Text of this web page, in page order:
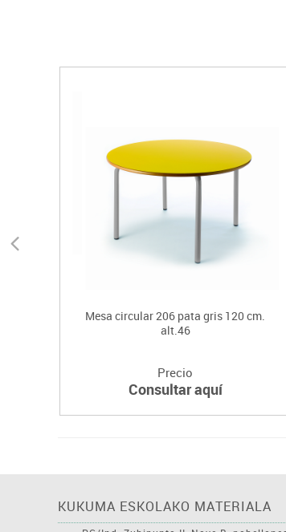
Mesa circular 206 pata gris 120 cm.
alt.46
Precio
Consultar aquí
KUKUMA ESKOLAKO MATERIALA